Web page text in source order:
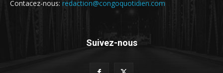
Contacez-nous: redaction@congoquotidien.com
Suivez-nous